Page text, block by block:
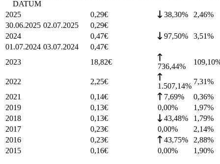
DATUM
2025 0,29€ 38,30% 2,46%
30.06.2025 02.07.2025 0,29€
2024
0,47€ 97,50% 3,51%
01.07.2024 03.07.2024 0,47€
2023
18,82€
736,44%
109,10
2022 2,25€
1.507,14%
7,31%
2021
0,14€ 7,69% 0,36%
2019
0,13€ 0,00% 1,97%
2018
0,13€ 43,48% 1,79%
2017
0,23€ 0,00% 2,14%
2016
0,23€ 43,75% 2,88%
2015
0,16€ 0,00% 1,90%